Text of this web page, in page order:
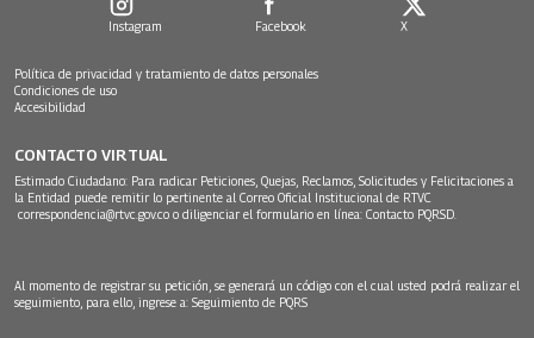
Instagram Facebook X
Política de privacidad y tratamiento de datos personales
Condiciones de uso
Accesibilidad
CONTACTO VIRTUAL
Estimado Ciudadano: Para radicar Peticiones, Quejas, Reclamos, Solicitudes y Felicitaciones a
la Entidad puede remitir lo pertinente al Correo Oficial Institucional de RTVC
correspondencia@rtvc.gov.co o diligenciar el formulario en línea: Contacto PQRSD.
Al momento de registrar su petición, se generará un código con el cual usted podrá realizar el
seguimiento, para ello, ingrese a: Seguimiento de PQRS